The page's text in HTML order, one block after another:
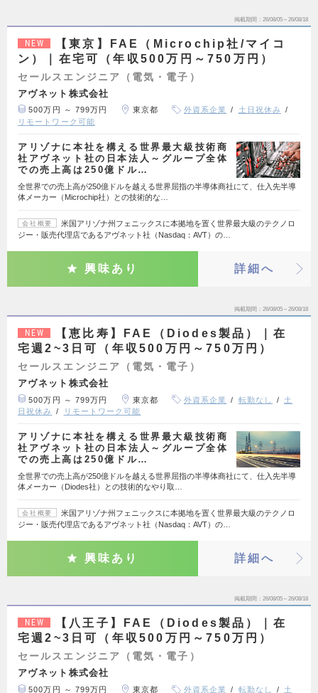
掲載期間 26/08/05～26/08/18
NEW
【東京】FAE（Microchip社/マイコ
ン）｜在宅可（年収500万円～750万円）
セールスエンジニア（電気・電子）
アヴネット株式会社
500万円 ～ 799万円 東京都 外資系企業
土日祝休み
リモートワーク可能
アリゾナに本社を構える世界最大級技術商
社アヴネット社の日本法人～グループ全体
での売上高は250億ドル…
全世界での売上高が250億ドルを越える世界屈指の半導体商社にて、仕入先半導
体メーカー（Microchip社）との技術的な…
会社概要
米国アリゾナ州フェニックスに本拠地を置く世界最大級のテクノロ
ジー・販売代理店であるアヴネット社（Nasdaq：AVT）の…
興味あり 詳細へ
掲載期間 26/08/05～26/08/18
NEW
【恵比寿】FAE（Diodes製品）｜在
宅週2~3日可（年収500万円～750万円）
セールスエンジニア（電気・電子）
アヴネット株式会社
500万円 ～ 799万円 東京都 外資系企業 転勤なし
土
日祝休み
リモートワーク可能
アリゾナに本社を構える世界最大級技術商
社アヴネット社の日本法人～グループ全体
での売上高は250億ドル…
全世界での売上高が250億ドルを越える世界屈指の半導体商社にて、仕入先半導
体メーカー（Diodes社）との技術的なやり取…
会社概要
米国アリゾナ州フェニックスに本拠地を置く世界最大級のテクノロ
ジー・販売代理店であるアヴネット社（Nasdaq：AVT）の…
興味あり 詳細へ
掲載期間 26/08/05～26/08/18
NEW
【八王子】FAE（Diodes製品）｜在
宅週2~3日可（年収500万円～750万円）
セールスエンジニア（電気・電子）
アヴネット株式会社
500万円 ～ 799万円 東京都 外資系企業 転勤なし
土